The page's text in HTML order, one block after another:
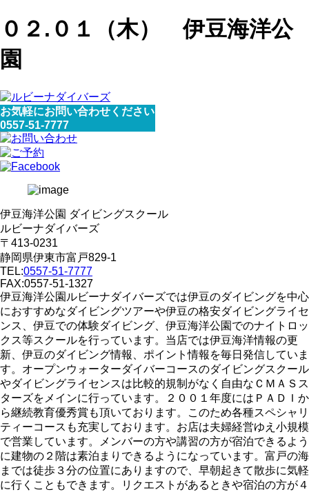
０２.０１（木） 伊豆海洋公
園
お気軽にお問い合わせください
0557-51-7777
伊豆海洋公園 ダイビングスクール
ルビーナダイバーズ
〒413-0231
静岡県伊東市富戸829-1
TEL:0557-51-7777
FAX:0557-51-1327
伊豆海洋公園ルビーナダイバーズでは伊豆のダイビングを中心
におすすめなダイビングツアーや伊豆の格安ダイビングライセ
ンス、伊豆での体験ダイビング、伊豆海洋公園でのナイトロッ
クス等スクールを行っています。当店では伊豆海洋情報の更
新、伊豆のダイビング情報、ポイント情報を毎日発信していま
す。オープンウォーターダイバーコースのダイビングスクール
やダイビングライセンスは比較的規制がなく自由なＣＭＡＳス
ターズをメインに行っています。２００１年度にはＰＡＤＩか
ら継続教育優秀賞も頂いております。このため各種スペシャリ
ティーコースも充実しております。お店は夫婦経営ゆえ小規模
で営業しています。メンバーの方や講習の方が宿泊できるよう
に建物の２階は素泊まりできるようになっています。富戸の海
までは徒歩３分の位置にありますので、早朝起きて散歩に気軽
に行くこともできます。リクエストがあるときや宿泊の方が４